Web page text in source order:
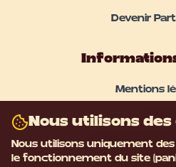
Devenir
Mentions
Politique de
Nous utilisons des
Nous utilisons uniquement
le fonctionnement du site